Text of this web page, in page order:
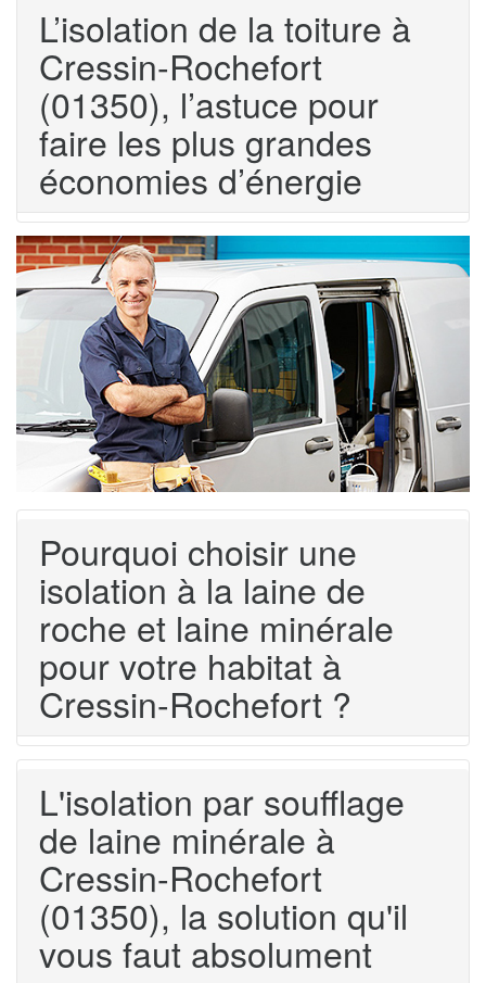
L’isolation de la toiture à
Cressin-Rochefort
(01350), l’astuce pour
faire les plus grandes
économies d’énergie
Pourquoi choisir une
isolation à la laine de
roche et laine minérale
pour votre habitat à
Cressin-Rochefort ?
L'isolation par soufflage
de laine minérale à
Cressin-Rochefort
(01350), la solution qu'il
vous faut absolument